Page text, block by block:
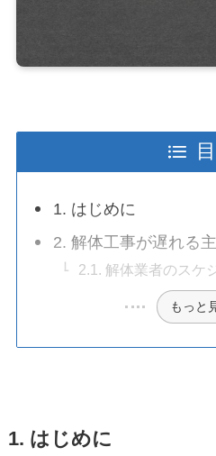
1. はじめに
2. 解体工事が遅れる
2.1. 解体業者のスケ
もっと
1. はじめに